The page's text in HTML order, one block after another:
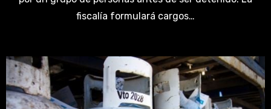
fiscalía formulará cargos…